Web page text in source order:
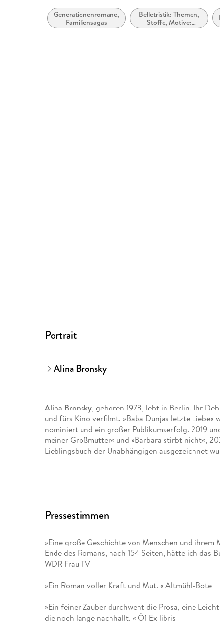
Navigation über vorherige/nächste Abschnitte
ARIA-Rollen vorhanden
Generationenromane,
Familiensagas
Belletristik: Themen,
Stoffe, Motive:
Soziales
Portrait
Alina Bronsky
Alina Bronsky, geboren 1978, lebt in Berlin. Ihr
und fürs Kino verfilmt. »Baba Dunjas letzte Liebe«
nominiert und ein großer Publikumserfolg. 2019
meiner Großmutter« und »Barbara stirbt nicht«,
Lieblingsbuch der Unabhängigen ausgezeichnet
Pressestimmen
»Eine große Geschichte von Menschen und
Ende des Romans, nach 154 Seiten, hätte ich das
WDR Frau TV
»Ein Roman voller Kraft und Mut. « Altmühl-Bote
»Ein feiner Zauber durchweht die Prosa, eine
die noch lange nachhallt. « Ö1 Ex libris